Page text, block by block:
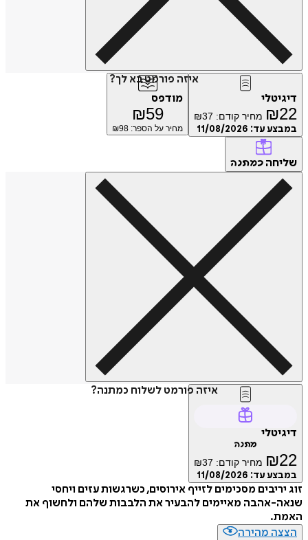
איזה פורמט בא לך?
דיגיטלי
₪22 מחיר קודם: ₪37
במבצע עד: 11/08/2026
מודפס
₪59
מחיר על הספר: ₪ 98
שליחה כמתנה
איזה פורמט לשלוח כמתנה?
דיגיטלי
מתנה
₪22 מחיר קודם: ₪37
במבצע עד: 11/08/2026
זוג יריבים מסכימים לזייף אירוסים, כשרגשות עזים ויחסי
שנאה-אהבה מאיימים להבעיר את הלבבות שלהם ולחשוף את
האמת.
הצצה מהירה